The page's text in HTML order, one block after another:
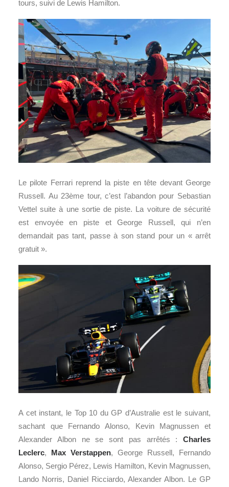
tours, suivi de Lewis Hamilton.
Le pilote Ferrari reprend la piste en tête devant George
Russell. Au 23ème tour, c’est l’abandon pour Sebastian
Vettel suite à une sortie de piste. La voiture de sécurité
est envoyée en piste et George Russell, qui n’en
demandait pas tant, passe à son stand pour un « arrêt
gratuit ».
A cet instant, le Top 10 du GP d’Australie est le suivant,
sachant que Fernando Alonso, Kevin Magnussen et
Alexander Albon ne se sont pas arrêtés : Charles
Leclerc, Max Verstappen, George Russell, Fernando
Alonso, Sergio Pérez, Lewis Hamilton, Kevin Magnussen,
Lando Norris, Daniel Ricciardo, Alexander Albon. Le GP